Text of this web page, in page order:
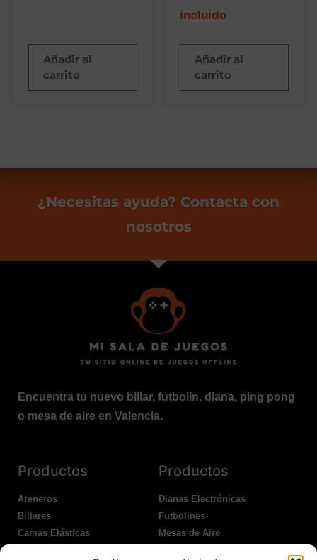
Añadir al
carrito
incluido
Añadir al
carrito
¿Necesitas ayuda? Contacta con
nosotros
Encuentra tu nuevo billar, futbolín, diana, ping pong
o mesa de aire en Valencia.
Productos
Areneros
Billares
Camas Elásticas
Productos
Dianas Electrónicas
Futbolines
Mesas de Aire